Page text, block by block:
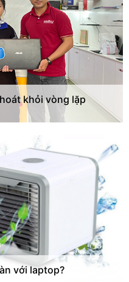
khỏi vòng lặp
với laptop?